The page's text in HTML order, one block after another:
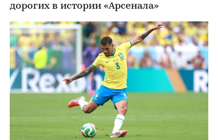
дорогих в истории «Арсенала»